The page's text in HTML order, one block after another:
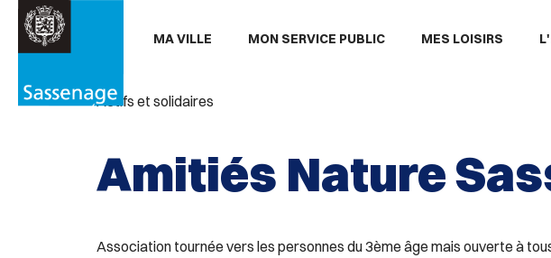
MA VILLE MON SERVICE PUBLIC MES LOISIRS
PARTAGER
Partager
Facebook
Actifs et solidaires
Amitiés Nature
Association tournée vers les personnes du 3ème âge mais ouverte à